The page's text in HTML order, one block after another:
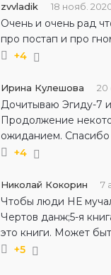
zvvladik 18 нояб.
Очень и очень рад
про постап и про
+4
Ирина Кулешова 20
Дочитываю Эгиду-7
Продолжение
ожиданием. Спасибо
+4
Николай Кокорин 7
Чтобы люди НЕ
Чертов данж;5-я
это книги. Может
+5